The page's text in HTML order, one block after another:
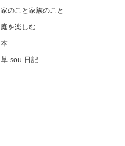
家のこと家族のこと
庭を楽しむ
本
草-sou-日記